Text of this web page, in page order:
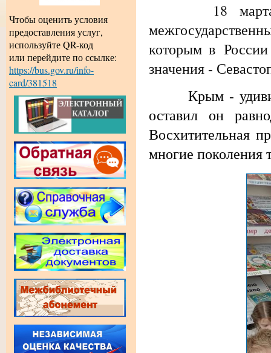
Чтобы оценить условия
предоставления услуг,
используйте QR-код
или перейдите по ссылке:
https://bus.gov.ru/info-
card/381518
18 марта
которым в
значения -
Крым -
оставил он
Восхитительная
многие поколения